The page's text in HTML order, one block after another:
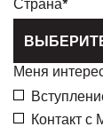
Меня
Контакт с